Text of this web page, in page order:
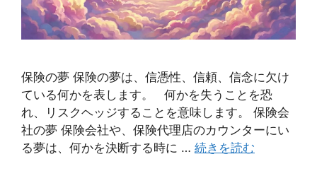
保険の夢 保険の夢は、信憑性、信頼、信念に欠け
ている何かを表します。 何かを失うことを恐
れ、リスクヘッジすることを意味します。 保険会
社の夢 保険会社や、保険代理店のカウンターにい
る夢は、何かを決断する時に … 続きを読む